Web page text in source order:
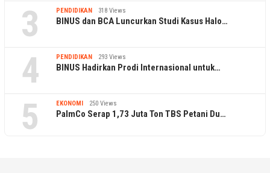
3 PENDIDIKAN 318 Views
BINUS dan BCA Luncurkan Studi Kasus Halo…
4 PENDIDIKAN 293 Views
BINUS Hadirkan Prodi Internasional untuk…
5 EKONOMI 250 Views
PalmCo Serap 1,73 Juta Ton TBS Petani Du…